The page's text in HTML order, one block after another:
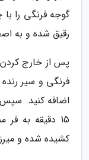
گوجه فرنگی را
رقیق شده و به
پس از خارج کردن
فرنگی و سیر
15 دقیقه به
کشیده شده و